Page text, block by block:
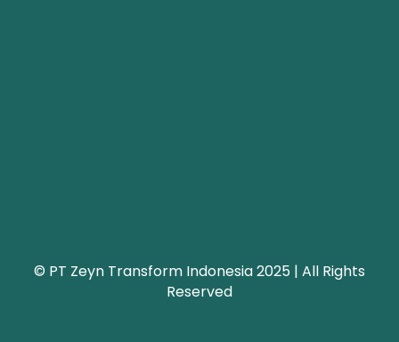
© PT Zeyn Transform Indonesia 2025 | All Rights
Reserved